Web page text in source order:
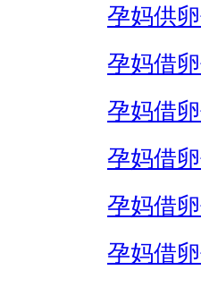
孕妈供
孕妈借
孕妈借
孕妈借
孕妈借
孕妈借